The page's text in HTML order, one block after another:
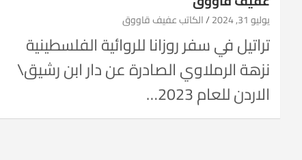
يوليو 31, 2024 الكاتب عفيف قاووق
تراتيل في سفر روزانا للروائية الفلسطينية
نزهة الرملاوي الصادرة عن دار ابن رشيق\
الاردن للعام 2023…